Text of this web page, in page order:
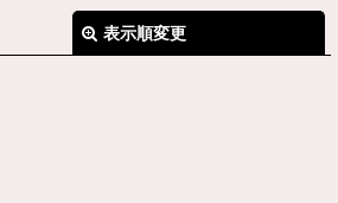
表示順変更